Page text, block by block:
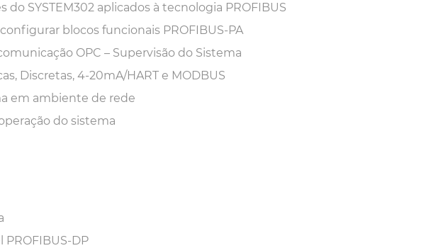
SYSTEM302 aplicados à tecnologia PROFIBUS
blocos funcionais PROFIBUS-PA
OPC – Supervisão do Sistema
Discretas, 4-20mA/HART e MODBUS
em ambiente de rede
do sistema
PROFIBUS-DP